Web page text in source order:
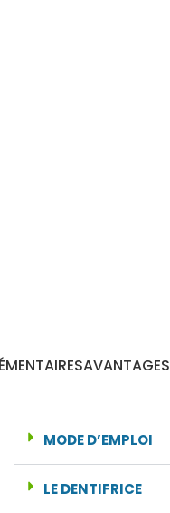
AVANTAGES
MODE D’EMPLOI
LE DENTIFRICE